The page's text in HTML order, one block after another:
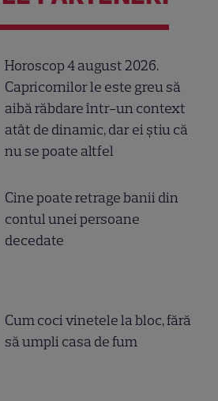
Horoscop 4 august 2026.
Capricornilor le este greu să
aibă răbdare într-un context
atât de dinamic, dar ei știu că
nu se poate altfel
Cine poate retrage banii din
contul unei persoane
decedate
Cum coci vinetele la bloc, fără
să umpli casa de fum